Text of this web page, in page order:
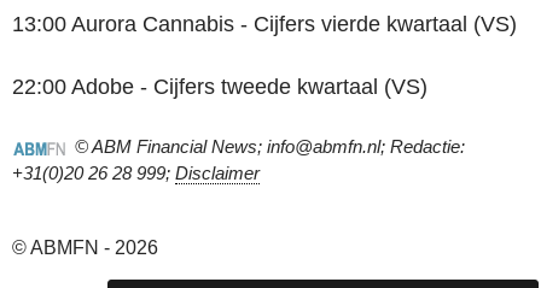
13:00 Aurora Cannabis - Cijfers vierde kwartaal (VS)
22:00 Adobe - Cijfers tweede kwartaal (VS)
© ABM Financial News; info@abmfn.nl; Redactie:
+31(0)20 26 28 999; Disclaimer
© ABMFN - 2026